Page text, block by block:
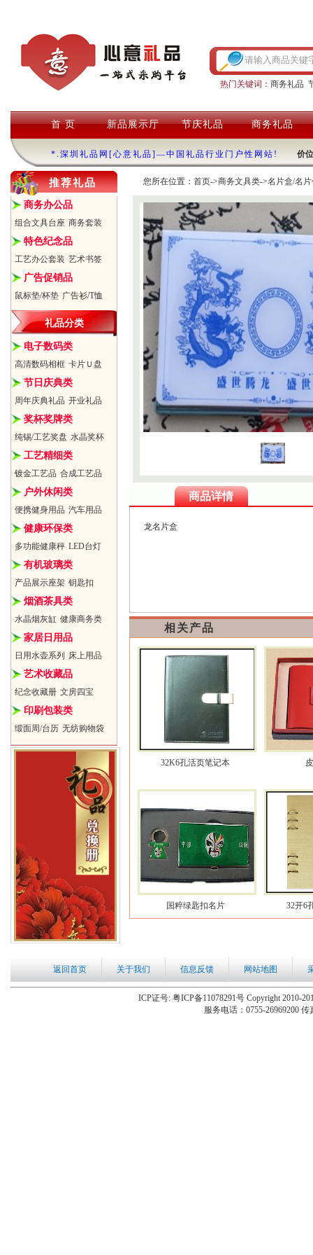
热门关键词： 商务礼品
首 页 新品展示厅 节庆礼品 商务礼品
*.深圳礼品网[心意礼品]—中国礼品行业门户性网站! 价
推荐礼品
商务办公品
组合文具台座 商务套装
特色纪念品
工艺办公套装 艺术书签
广告促销品
鼠标垫/杯垫 广告衫/T恤
礼品分类
电子数码类
高清数码相框 卡片Ｕ盘
节日庆典类
周年庆典礼品 开业礼品
奖杯奖牌类
纯锡/工艺奖盘 水晶奖杯
工艺精细类
镀金工艺品 合成工艺品
户外休闲类
便携健身用品 汽车用品
健康环保类
多功能健康秤 LED台灯
有机玻璃类
产品展示座架 钥匙扣
烟酒茶具类
水晶烟灰缸 健康商务类
家居日用品
日用水壶系列 床上用品
艺术收藏品
纪念收藏册 文房四宝
印刷包装类
缎面周/台历 无纺购物袋
您所在位置： 首页->商务文具类->名片盒/名
商品详情
龙名片盒
相关产品
32K6孔活页笔记本
国粹绿匙扣名片 32开6
返回首页 关于我们 信息反馈 网站地图
ICP证号: 粤ICP备11078291号 Copyright 2010-
服务电话：0755-26969200 传